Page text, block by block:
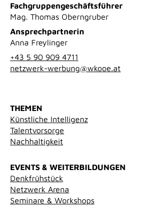
Fachgruppengeschäftsführer
Mag. Thomas Oberngruber
Ansprechpartnerin
Anna Freylinger
+43 5 90 909 4711
netzwerk-werbung@wkooe.at
THEMEN
Künstliche Intelligenz
Talentvorsorge
Nachhaltigkeit
EVENTS & WEITERBILDUNGEN
Denkfrühstück
Netzwerk Arena
Seminare & Workshops